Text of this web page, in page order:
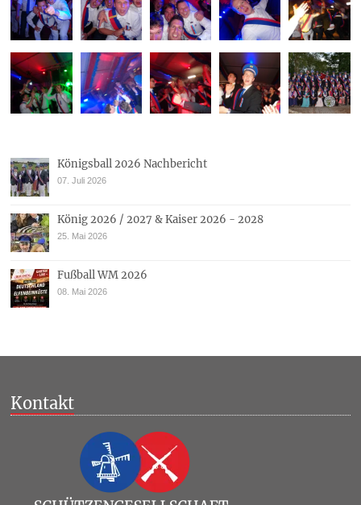
Königsball 2026 Nachbericht
07. Juli 2026
König 2026 / 2027 & Kaiser 2026 - 2028
25. Mai 2026
Fußball WM 2026
08. Mai 2026
Kontakt